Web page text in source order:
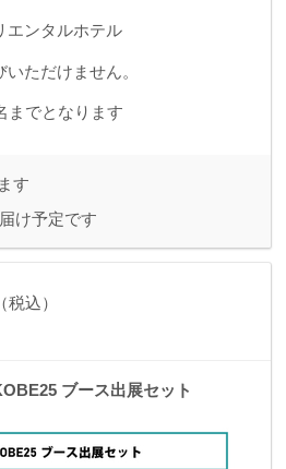
エンタルホテル
ただけません。
までとなります
す
け予定です
込）
ブース出展セット